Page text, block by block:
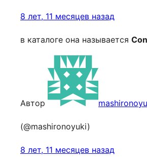
8 лет, 11 месяцев назад
в каталоге она называется
Автор
(@mashironoyuki)
8 лет, 11 месяцев назад